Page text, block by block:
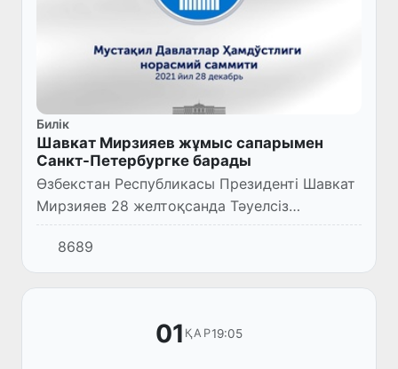
Билік
Шавкат Мирзияев жұмыс сапарымен
Санкт-Петербургке барады
Өзбекстан Республикасы Президенті Шавкат
Мирзияев 28 желтоқсанда Тәуелсіз
Мемлекеттер Достастығына мүше елдер
басшыларының бейресми саммитіне қатысу
үшін Санкт-Петербург қаласына ж...
8689
01 ҚАР19:05